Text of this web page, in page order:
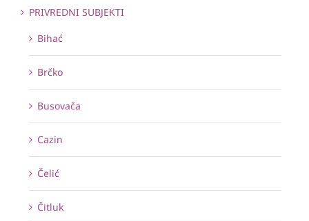
PRIVREDNI SUBJEKTI
Bihać
Brčko
Busovača
Cazin
Čelić
Čitluk